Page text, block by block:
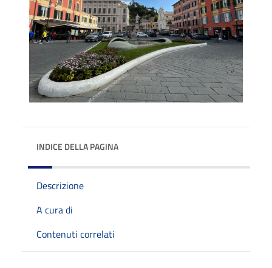
INDICE DELLA PAGINA
Descrizione
A cura di
Contenuti correlati